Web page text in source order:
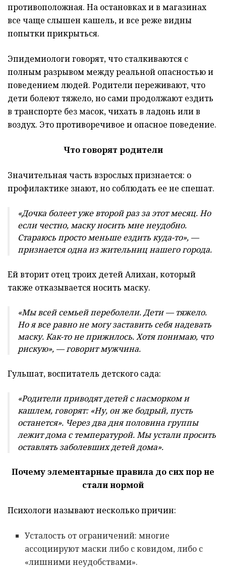
противоположная. На остановках и в магазинах
все чаще слышен кашель, и все реже видны
попытки прикрыться.
Эпидемиологи говорят, что сталкиваются с
полным разрывом между реальной опасностью и
поведением людей. Родители переживают, что
дети болеют тяжело, но сами продолжают ездить
в транспорте без масок, чихать в ладонь или в
воздух. Это противоречивое и опасное поведение.
Что говорят родители
Значительная часть взрослых признается: о
профилактике знают, но соблюдать ее не спешат.
«Дочка болеет уже второй раз за этот месяц. Но
если честно, маску носить мне неудобно.
Стараюсь просто меньше ездить куда-то», —
признается одна из жительниц нашего города.
Ей вторит отец троих детей Алихан, который
также отказывается носить маску.
«Мы всей семьей переболели. Дети — тяжело.
Но я все равно не могу заставить себя надевать
маску. Как-то не прижилось. Хотя понимаю, что
рискую», — говорит мужчина.
Гульшат, воспитатель детского сада:
«Родители приводят детей с насморком и
кашлем, говорят: «Ну, он же бодрый, пусть
останется». Через два дня половина группы
лежит дома с температурой. Мы устали просить
оставлять заболевших детей дома».
Почему элементарные правила до сих пор не
стали нормой
Психологи называют несколько причин:
Усталость от ограничений: многие
ассоциируют маски либо с ковидом, либо с
«лишними неудобствами».